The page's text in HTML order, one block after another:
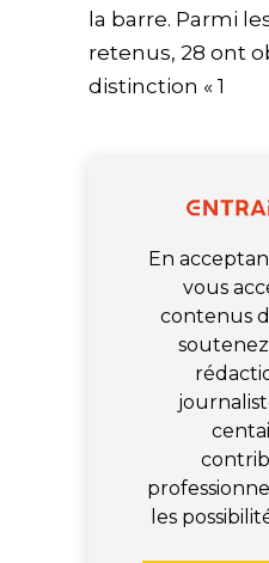
la barre. Parmi
retenus, 28 ont
distinction « 1
En
vous
contenus
les